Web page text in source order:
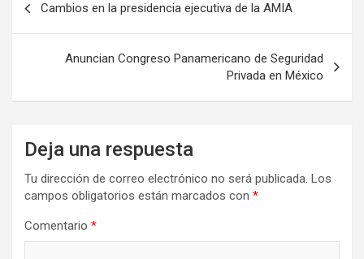
entradas
Cambios en la presidencia ejecutiva de la AMIA
Anuncian Congreso Panamericano de Seguridad
Privada en México
Deja una respuesta
Tu dirección de correo electrónico no será publicada. Los
campos obligatorios están marcados con *
Comentario *